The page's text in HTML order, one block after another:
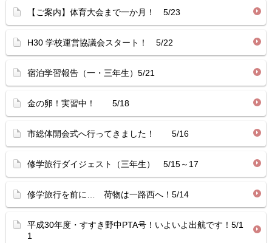
【ご案内】体育大会まで一か月！ 5/23
H30 学校運営協議会スタート！ 5/22
宿泊学習報告（一・三年生）5/21
金の卵！実習中！ 5/18
市総体開会式へ行ってきました！ 5/16
修学旅行ダイジェスト（三年生） 5/15～17
修学旅行を前に… 荷物は一路西へ！5/14
平成30年度・すすき野中PTA号！いよいよ出航です！5/1
1